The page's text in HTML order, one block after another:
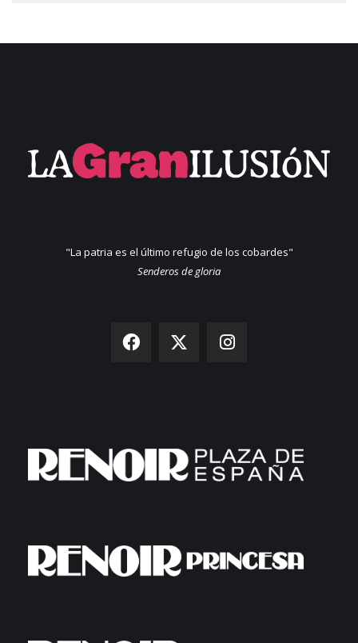
"La patria es el último refugio de los cobardes"
Senderos de gloria